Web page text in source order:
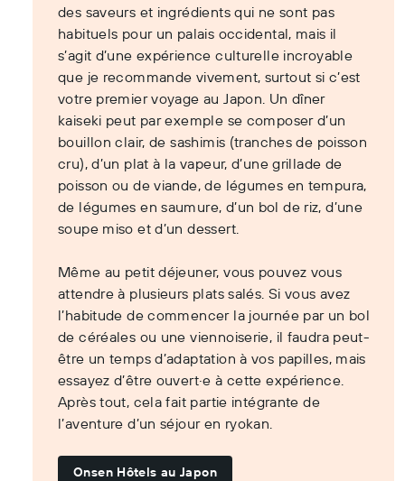
des saveurs et ingrédients qui ne sont pas
habituels pour un palais occidental, mais il
s’agit d’une expérience culturelle incroyable
que je recommande vivement, surtout si c’est
votre premier voyage au Japon. Un dîner
kaiseki peut par exemple se composer d’un
bouillon clair, de sashimis (tranches de poisson
cru), d’un plat à la vapeur, d’une grillade de
poisson ou de viande, de légumes en tempura,
de légumes en saumure, d’un bol de riz, d’une
soupe miso et d’un dessert.
Même au petit déjeuner, vous pouvez vous
attendre à plusieurs plats salés. Si vous avez
l’habitude de commencer la journée par un bol
de céréales ou une viennoiserie, il faudra peut-
être un temps d’adaptation à vos papilles, mais
essayez d’être ouvert·e à cette expérience.
Après tout, cela fait partie intégrante de
l’aventure d’un séjour en ryokan.
Onsen Hôtels au Japon